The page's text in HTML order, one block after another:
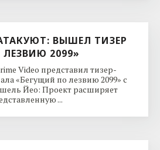
ВЫШЕЛ ТИЗЕР
2099»
Video представил тизер-
«Бегущий по лезвию 2099» с
Йео: Проект расширяет
...